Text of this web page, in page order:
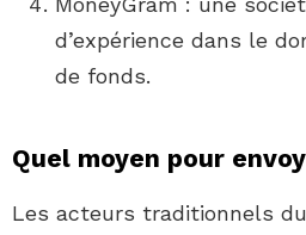
d’expérience dans le
de fonds.
Quel moyen pour
Les acteurs traditionnels